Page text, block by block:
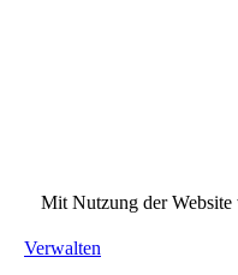
Mit Nutzung der Website
Verwalten